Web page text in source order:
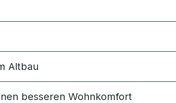
Altbau
besseren Wohnkomfort